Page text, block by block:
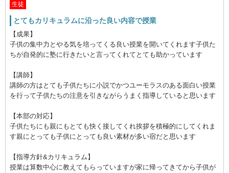
生徒
とてもカリキュラムに沿った良い内容で授業
【成果】
子供の集中力とやる気を培ってくる良い授業を開いてくれます子供た
ちが自発的に塾に行きたいと言ってくれてとても助かっています
【講師】
講師の方はとても子供たちに小説でかつユーモラスのある面白い授業
を行って子供たちの注意を引きながらうまく指導していると思います
【本部の対応】
子供たちにも親にもとても快く接してくれ挨拶を積極的にしてくれま
す親にとっても子供にとっても良い素材が多い宿だと思います
【指導方針&カリキュラム】
授業は算数中心に教えてもらっていますが家に帰ってきてから子供が